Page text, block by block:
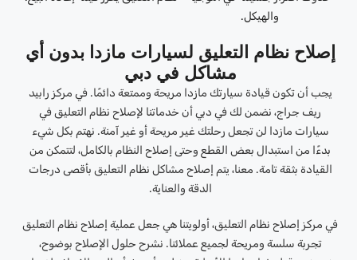
والهيكل.
إصلاح نظام التعليق لسيارات مازدا بدون أي
مشاكل في دبي
يجب أن تكون قيادة سيارتك مازدا مريحة وممتعة دائمًا. في مركز رابيد
ريف جراج، نضمن لك في دبي أن خدماتنا لإصلاح نظام التعليق في
سيارات مازدا لن تجعل رحلتك غير مريحة أو غير آمنة. نهتم بكل شيء
بدءًا من استبدال بعض القطع وحتى إصلاح النظام بالكامل، لتتمكن من
القيادة بثقة تامة. معنا، يتم إصلاح مشاكل نظام التعليق بأقصى درجات
الدقة والعناية.
في مركز إصلاح نظام التعليق، أولويتنا هي جعل عملية إصلاح نظام التعليق
تجربة سلسة ومريحة لجميع عملائنا. نشرح حلول الإصلاح بوضوح،